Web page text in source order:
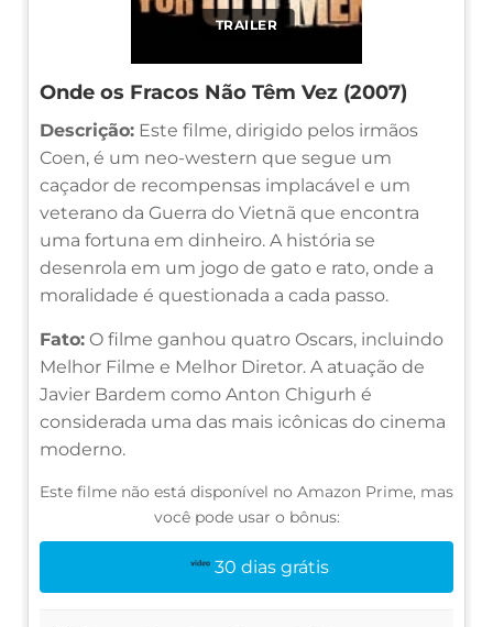
TRAILER
Onde os Fracos Não Têm Vez (2007)
Descrição: Este filme, dirigido pelos irmãos
Coen, é um neo-western que segue um
caçador de recompensas implacável e um
veterano da Guerra do Vietnã que encontra
uma fortuna em dinheiro. A história se
desenrola em um jogo de gato e rato, onde a
moralidade é questionada a cada passo.
Fato: O filme ganhou quatro Oscars, incluindo
Melhor Filme e Melhor Diretor. A atuação de
Javier Bardem como Anton Chigurh é
considerada uma das mais icônicas do cinema
moderno.
Este filme não está disponível no Amazon Prime, mas
você pode usar o bônus:
30 dias grátis